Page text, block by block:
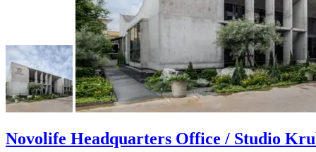
Novolife Headquarters Office / Studio